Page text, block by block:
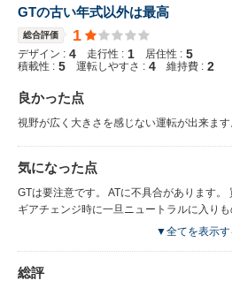
がありません。これが不評だったのか後期型
フォメーションディスプレイが搭載された
す。最初からこれなら・・・。
GTの古い年式以外は最高
総合評価 1
デザイン : 4 走行性 : 1 居住性 : 5
積載性 : 5 運転しやすさ : 4 維持費 : 2
良かった点
視野が広く大きさを感じない運転が出来ます
気になった点
GTは要注意です。 ATに不具合があります
ギアチェンジ時に一旦ニュートラルに入り
なりました。その衝撃はドラレコが事故と
中です。
▼全てを表示す
総評